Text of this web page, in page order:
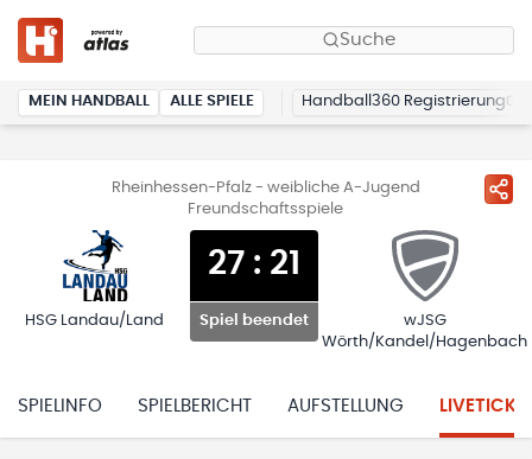
Suche
MEIN HANDBALL ALLE SPIELE Handball360 Registrierung
Rheinhessen-Pfalz - weibliche A-Jugend
Freundschaftsspiele
HSG Landau/Land
27: 21
Spiel beendet
wJSG
Wörth/Kandel/Hagenbach
SPIELINFO SPIELBERICHT AUFSTELLUNG